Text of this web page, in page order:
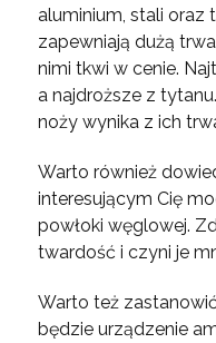
aluminium, stali oraz
zapewniają dużą
nimi tkwi w cenie.
a najdroższe z
noży wynika z ich
Warto również
interesującym Cię
powłoki węglowej.
twardość i czyni je
Warto też
będzie urządzenie